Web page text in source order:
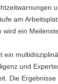
am
wird ein
ein
und
Die